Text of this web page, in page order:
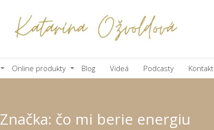
Online produkty Blog Videá Podcasty Kontakt
Značka: čo mi berie energiu